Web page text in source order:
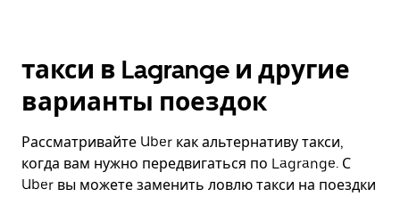
такси в Lagrange и другие
варианты поездок
Рассматривайте Uber как альтернативу такси,
когда вам нужно передвигаться по Lagrange. С
Uber вы можете заменить ловлю такси на поездки